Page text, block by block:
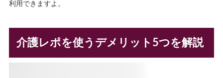
利用できますよ。
介護レポを使うデメリット5つを解説